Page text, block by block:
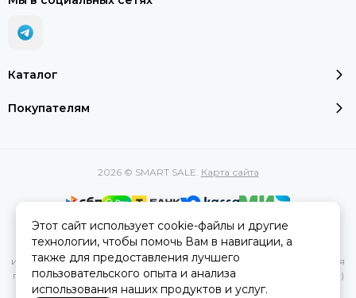
Каталог
Покупателям
2026 © SMART SALE. Карта сайта
Вся представленная на сайте информация, касающаяся
характеристик, стоимости товаров и услуг, носит
информационный характер и ни при каких условиях не является
публичной офертой, определяемой положениями Статьи 437(2)
Гражданского кодекса РФ.
Этот сайт использует cookie-файлы и другие
технологии, чтобы помочь Вам в навигации, а
также для предоставления лучшего
пользовательского опыта и анализа
использования наших продуктов и услуг.